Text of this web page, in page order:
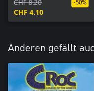
CHF 8.20
CHF 4.10
-50%
Anderen gefällt